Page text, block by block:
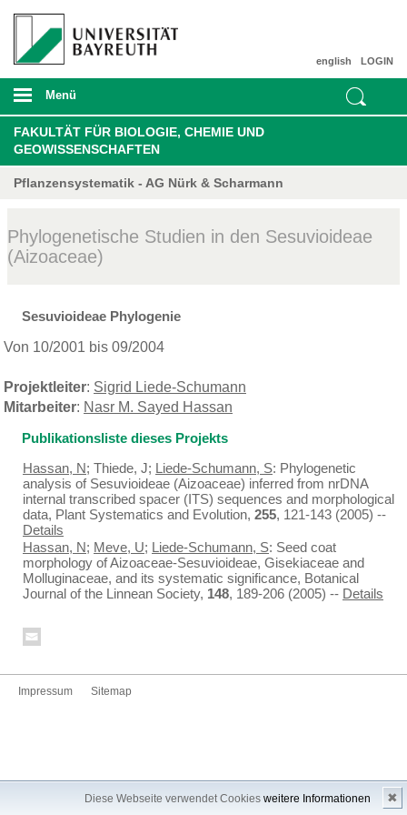
Diese Webseite verwendet Cookies weitere Informationen ✖
LOGIN
english
Menü
FAKULTÄT FÜR BIOLOGIE, CHEMIE UND
GEOWISSENSCHAFTEN
Pflanzensystematik - AG Nürk & Scharmann
Phylogenetische Studien in den Sesuvioideae
(Aizoaceae)
Sesuvioideae Phylogenie
Von 10/2001 bis 09/2004
Projektleiter: Sigrid Liede-Schumann
Mitarbeiter: Nasr M. Sayed Hassan
Publikationsliste dieses Projekts
Hassan, N; Thiede, J; Liede-Schumann, S: Phylogenetic
analysis of Sesuvioideae (Aizoaceae) inferred from nrDNA
internal transcribed spacer (ITS) sequences and morphological
data, Plant Systematics and Evolution, 255, 121-143 (2005) --
Details
Hassan, N; Meve, U; Liede-Schumann, S: Seed coat
morphology of Aizoaceae-Sesuvioideae, Gisekiaceae and
Molluginaceae, and its systematic significance, Botanical
Journal of the Linnean Society, 148, 189-206 (2005) -- Details
Impressum Sitemap